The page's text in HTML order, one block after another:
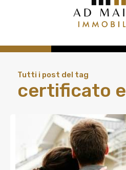
Tutti i post del tag
certificato